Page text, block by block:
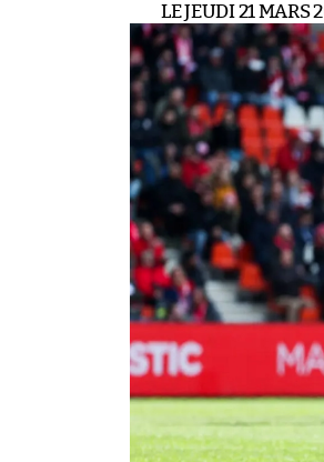
LE JEUDI 21 MARS